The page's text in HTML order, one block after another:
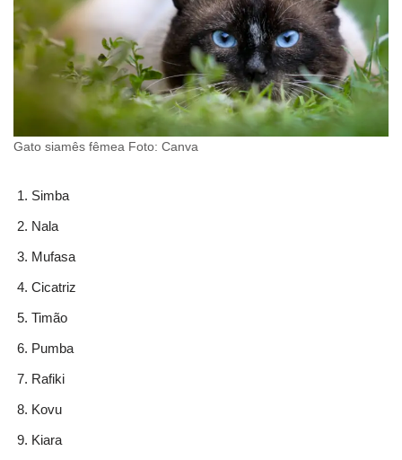
Gato siamês fêmea Foto: Canva
Simba
Nala
Mufasa
Cicatriz
Timão
Pumba
Rafiki
Kovu
Kiara